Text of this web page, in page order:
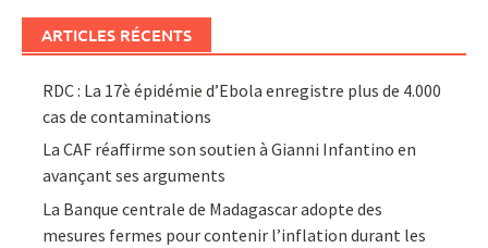
ARTICLES RÉCENTS
RDC : La 17è épidémie d’Ebola enregistre plus de 4.000
cas de contaminations
La CAF réaffirme son soutien à Gianni Infantino en
avançant ses arguments
La Banque centrale de Madagascar adopte des
mesures fermes pour contenir l’inflation durant les